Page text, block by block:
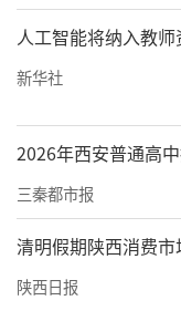
人工智能将纳入教
新华社
2026年西安普通高
三秦都市报
清明假期陕西消费
陕西日报